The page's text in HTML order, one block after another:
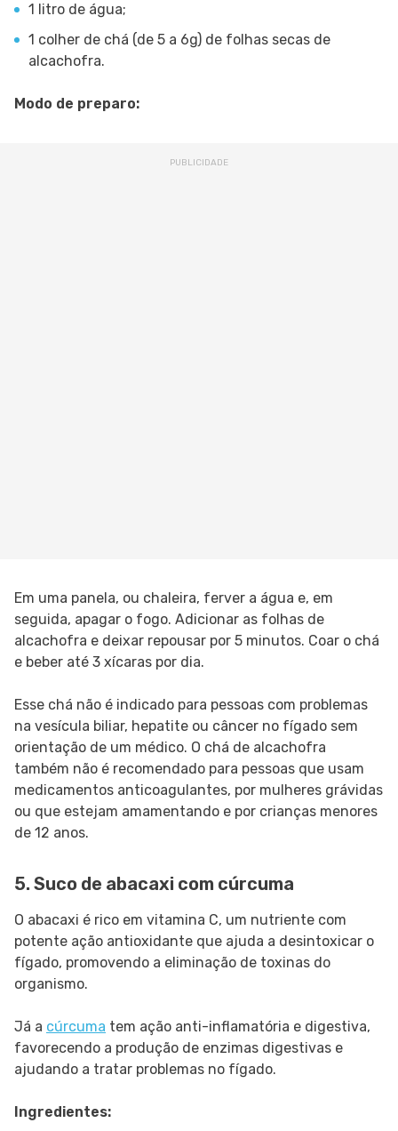
1 litro de água;
1 colher de chá (de 5 a 6g) de folhas secas de
alcachofra.
Modo de preparo:
Em uma panela, ou chaleira, ferver a água e, em
seguida, apagar o fogo. Adicionar as folhas de
alcachofra e deixar repousar por 5 minutos. Coar o chá
e beber até 3 xícaras por dia.
Esse chá não é indicado para pessoas com problemas
na vesícula biliar, hepatite ou câncer no fígado sem
orientação de um médico. O chá de alcachofra
também não é recomendado para pessoas que usam
medicamentos anticoagulantes, por mulheres grávidas
ou que estejam amamentando e por crianças menores
de 12 anos.
5. Suco de abacaxi com cúrcuma
O abacaxi é rico em vitamina C, um nutriente com
potente ação antioxidante que ajuda a desintoxicar o
fígado, promovendo a eliminação de toxinas do
organismo.
Já a cúrcuma tem ação anti-inflamatória e digestiva,
favorecendo a produção de enzimas digestivas e
ajudando a tratar problemas no fígado.
Ingredientes: